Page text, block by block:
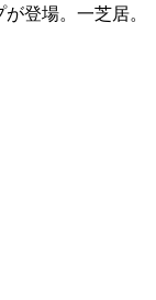
登場。一芝居。